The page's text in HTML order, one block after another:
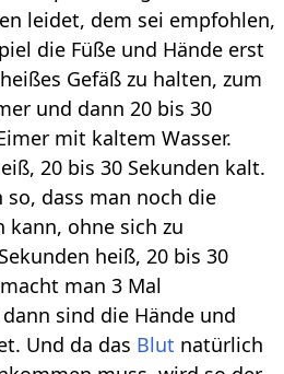
leidet, dem sei empfohlen,
die Füße und Hände erst
Gefäß zu halten, zum
und dann 20 bis 30
mit kaltem Wasser.
20 bis 30 Sekunden kalt.
dass man noch die
kann, ohne sich zu
heiß, 20 bis 30
man 3 Mal
sind die Hände und
Und da das Blut natürlich